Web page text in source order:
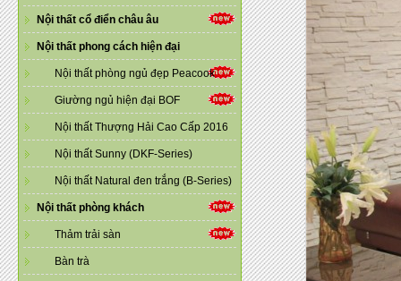
Nội thất cổ điển châu âu
Nội thất phong cách hiện đại
Nội thất phòng ngủ đẹp Peacook
Giường ngủ hiện đại BOF
Nội thất Thượng Hải Cao Cấp 2016
Nội thất Sunny (DKF-Series)
Nội thất Natural đen trắng (B-Series)
Nội thất phòng khách
Thảm trải sàn
Bàn trà